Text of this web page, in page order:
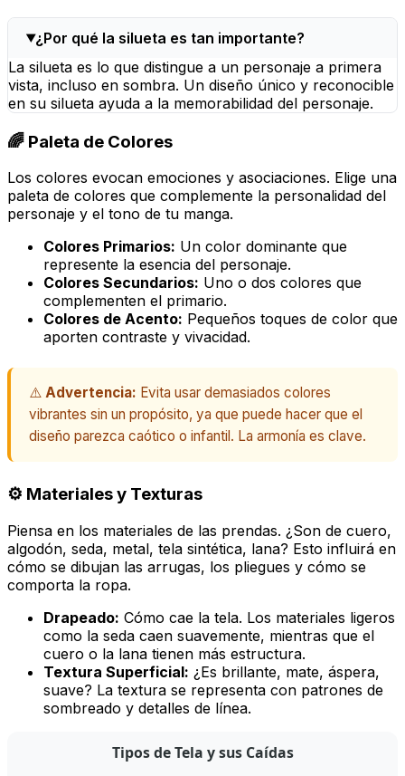
¿Por qué la silueta es tan importante?
La silueta es lo que distingue a un personaje a primera
vista, incluso en sombra. Un diseño único y reconocible
en su silueta ayuda a la memorabilidad del personaje.
🌈 Paleta de Colores
Los colores evocan emociones y asociaciones. Elige una
paleta de colores que complemente la personalidad del
personaje y el tono de tu manga.
Colores Primarios: Un color dominante que
represente la esencia del personaje.
Colores Secundarios: Uno o dos colores que
complementen el primario.
Colores de Acento: Pequeños toques de color que
aporten contraste y vivacidad.
⚠️ Advertencia: Evita usar demasiados colores
vibrantes sin un propósito, ya que puede hacer que el
diseño parezca caótico o infantil. La armonía es clave.
⚙️ Materiales y Texturas
Piensa en los materiales de las prendas. ¿Son de cuero,
algodón, seda, metal, tela sintética, lana? Esto influirá en
cómo se dibujan las arrugas, los pliegues y cómo se
comporta la ropa.
Drapeado: Cómo cae la tela. Los materiales ligeros
como la seda caen suavemente, mientras que el
cuero o la lana tienen más estructura.
Textura Superficial: ¿Es brillante, mate, áspera,
suave? La textura se representa con patrones de
sombreado y detalles de línea.
Tipos de Tela y sus Caídas